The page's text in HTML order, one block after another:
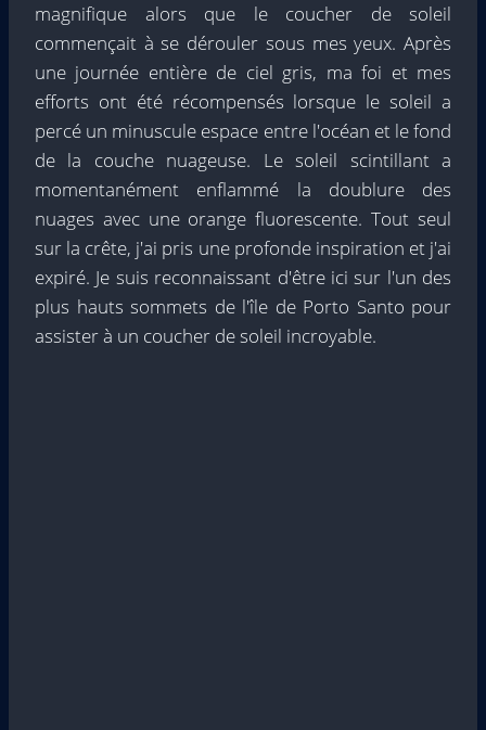
magnifique alors que le coucher de soleil
commençait à se dérouler sous mes yeux. Après
une journée entière de ciel gris, ma foi et mes
efforts ont été récompensés lorsque le soleil a
percé un minuscule espace entre l'océan et le fond
de la couche nuageuse. Le soleil scintillant a
momentanément enflammé la doublure des
nuages ​​avec une orange fluorescente. Tout seul
sur la crête, j'ai pris une profonde inspiration et j'ai
expiré. Je suis reconnaissant d'être ici sur l'un des
plus hauts sommets de l'île de Porto Santo pour
assister à un coucher de soleil incroyable.